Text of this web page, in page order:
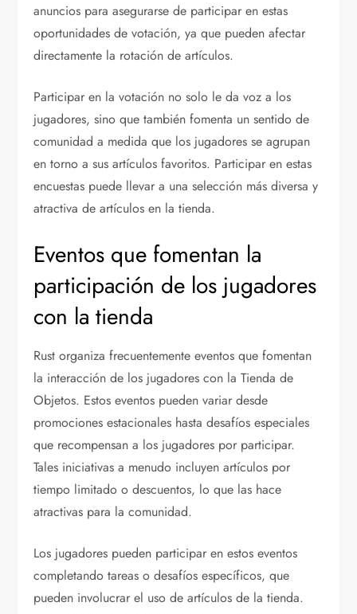
anuncios para asegurarse de participar en estas
oportunidades de votación, ya que pueden afectar
directamente la rotación de artículos.
Participar en la votación no solo le da voz a los
jugadores, sino que también fomenta un sentido de
comunidad a medida que los jugadores se agrupan
en torno a sus artículos favoritos. Participar en estas
encuestas puede llevar a una selección más diversa y
atractiva de artículos en la tienda.
Eventos que fomentan la
participación de los jugadores
con la tienda
Rust organiza frecuentemente eventos que fomentan
la interacción de los jugadores con la Tienda de
Objetos. Estos eventos pueden variar desde
promociones estacionales hasta desafíos especiales
que recompensan a los jugadores por participar.
Tales iniciativas a menudo incluyen artículos por
tiempo limitado o descuentos, lo que las hace
atractivas para la comunidad.
Los jugadores pueden participar en estos eventos
completando tareas o desafíos específicos, que
pueden involucrar el uso de artículos de la tienda.